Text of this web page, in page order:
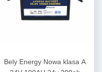
Bely Energy Nowa klasa A